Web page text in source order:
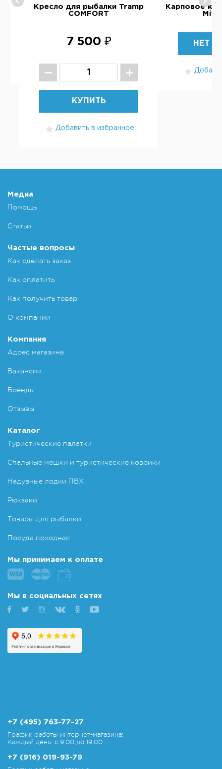
Кресло для рыбалки Tramp
COMFORT
7 500 ₽
КУПИТЬ
Добавить в избранное
Карповое
НЕТ В
Медиа
Помощь
Статьи
Частые вопросы
Как сделать заказ
Как оплатить
Как получить товар
О компании
Компания
Адрес магазина
Вакансии
Бренды
Отзывы
Каталог
Туристические палатки
Спальные мешки и туристические коврики
Надувные лодки ПВХ
Рюкзаки
Товары для рыбалки
Посуда походная
Мы принимаем к оплате
Мы в социальных сетях
+7 (495) 763-77-27
График работы интернет-магазина:
Каждый день: с 9:00 до 19:00
+7 (916) 019-93-79